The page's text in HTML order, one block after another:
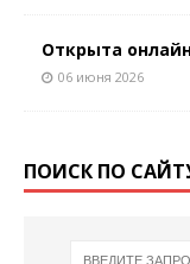
Открыта
06 июня 2026
ПОИСК ПО